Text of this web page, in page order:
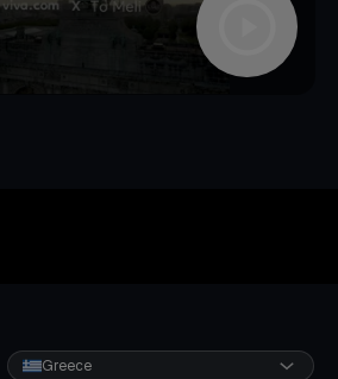
Greece